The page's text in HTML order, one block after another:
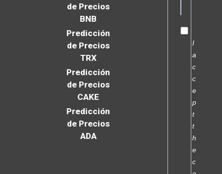
de Precios
BNB
Predicción
de Precios
TRX
Predicción
de Precios
CAKE
Predicción
de Precios
ADA
I
a
c
c
e
p
t
t
h
e
c